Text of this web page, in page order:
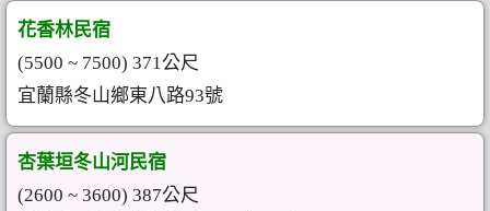
花香林民宿
(5500 ~ 7500) 371公尺
宜蘭縣冬山鄉東八路93號
杏葉垣冬山河民宿
(2600 ~ 3600) 387公尺